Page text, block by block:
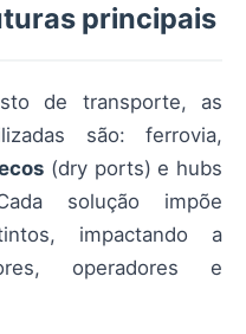
principais
de transporte, as
são: ferrovia,
(dry ports) e hubs
solução impõe
impactando a
operadores e